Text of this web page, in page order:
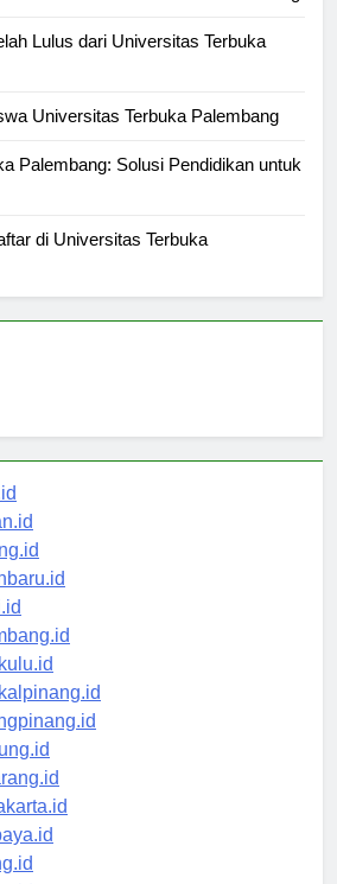
Lulus dari Universitas Terbuka
Palembang: Solusi Pendidikan untuk
di Universitas Terbuka